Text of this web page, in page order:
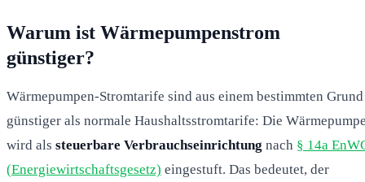
Warum ist Wärmepumpenstrom
günstiger?
Wärmepumpen-Stromtarife sind aus einem bestimmten Grund
günstiger als normale Haushaltsstromtarife: Die
wird als steuerbare Verbrauchseinrichtung nach § 14a
(Energiewirtschaftsgesetz) eingestuft. Das bedeutet, der